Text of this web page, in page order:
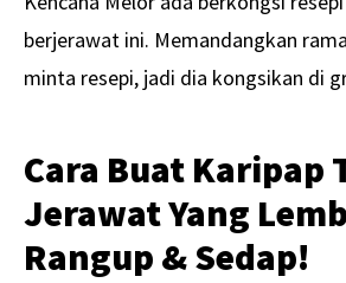
berjerawat ini. Memandangkan
minta resepi, jadi dia kongsikan di
Cara Buat Karipap
Jerawat Yang
Rangup & Sedap!